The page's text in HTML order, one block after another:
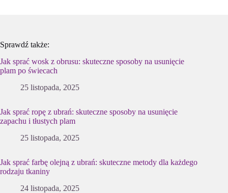
Sprawdź także:
Jak sprać wosk z obrusu: skuteczne sposoby na usunięcie
plam po świecach
25 listopada, 2025
Jak sprać ropę z ubrań: skuteczne sposoby na usunięcie
zapachu i tłustych plam
25 listopada, 2025
Jak sprać farbę olejną z ubrań: skuteczne metody dla każdego
rodzaju tkaniny
24 listopada, 2025